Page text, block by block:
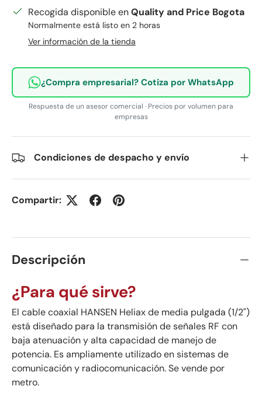
Recogida disponible enQuality and Price Bogota
Normalmente está listo en 2 horas
Ver información de la tienda
¿Compra empresarial? Cotiza por WhatsApp
Respuesta de un asesor comercial · Precios por volumen para
empresas
Condiciones de despacho y envío
Compartir:
Descripción
¿Para qué sirve?
El cable coaxial HANSEN Heliax de media pulgada (1/2")
está diseñado para la transmisión de señales RF con
baja atenuación y alta capacidad de manejo de
potencia. Es ampliamente utilizado en sistemas de
comunicación y radiocomunicación. Se vende por
metro.